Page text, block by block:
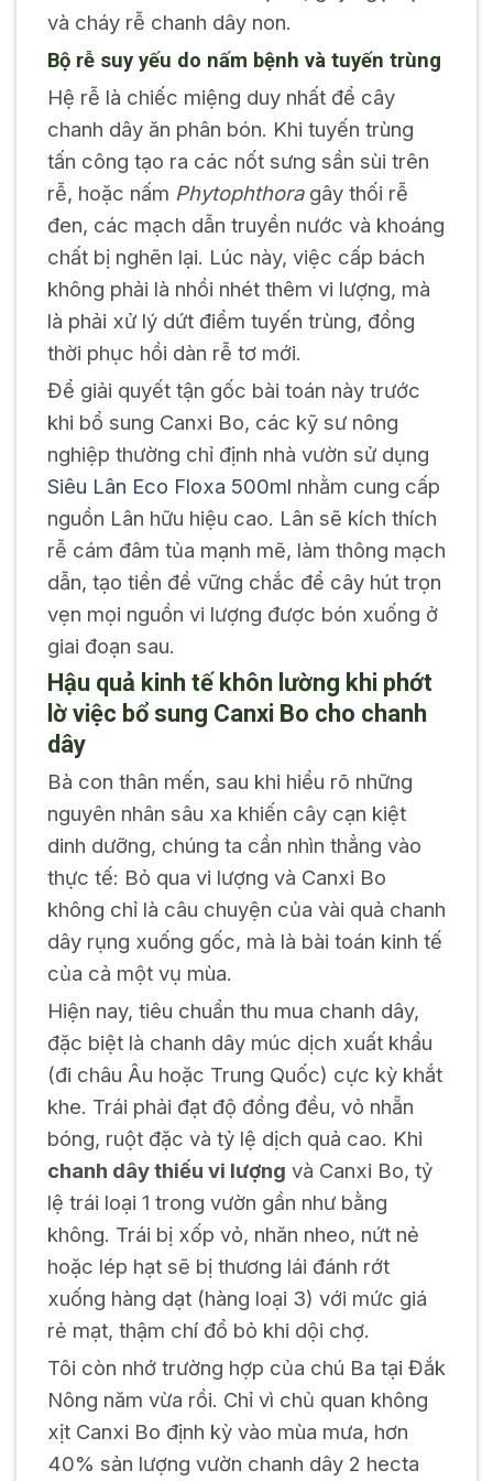
và cháy rễ chanh dây non.
Bộ rễ suy yếu do nấm bệnh và tuyến trùng
Hệ rễ là chiếc miệng duy nhất để cây
chanh dây ăn phân bón. Khi tuyến trùng
tấn công tạo ra các nốt sưng sần sùi trên
rễ, hoặc nấm Phytophthoragây thối rễ
đen, các mạch dẫn truyền nước và khoáng
chất bị nghẽn lại. Lúc này, việc cấp bách
không phải là nhồi nhét thêm vi lượng, mà
là phải xử lý dứt điểm tuyến trùng, đồng
thời phục hồi dàn rễ tơ mới.
Để giải quyết tận gốc bài toán này trước
khi bổ sung Canxi Bo, các kỹ sư nông
nghiệp thường chỉ định nhà vườn sử dụng
Siêu Lân Eco Floxa 500ml nhằm cung cấp
nguồn Lân hữu hiệu cao. Lân sẽ kích thích
rễ cám đâm tủa mạnh mẽ, làm thông mạch
dẫn, tạo tiền đề vững chắc để cây hút trọn
vẹn mọi nguồn vi lượng được bón xuống ở
giai đoạn sau.
Hậu quả kinh tế khôn lường khi phớt
lờ việc bổ sung Canxi Bo cho chanh
dây
Bà con thân mến, sau khi hiểu rõ những
nguyên nhân sâu xa khiến cây cạn kiệt
dinh dưỡng, chúng ta cần nhìn thẳng vào
thực tế: Bỏ qua vi lượng và Canxi Bo
không chỉ là câu chuyện của vài quả chanh
dây rụng xuống gốc, mà là bài toán kinh tế
của cả một vụ mùa.
Hiện nay, tiêu chuẩn thu mua chanh dây,
đặc biệt là chanh dây múc dịch xuất khẩu
(đi châu Âu hoặc Trung Quốc) cực kỳ khắt
khe. Trái phải đạt độ đồng đều, vỏ nhẵn
bóng, ruột đặc và tỷ lệ dịch quả cao. Khi
chanh dây thiếu vi lượng và Canxi Bo, tỷ
lệ trái loại 1 trong vườn gần như bằng
không. Trái bị xốp vỏ, nhăn nheo, nứt nẻ
hoặc lép hạt sẽ bị thương lái đánh rớt
xuống hàng dạt (hàng loại 3) với mức giá
rẻ mạt, thậm chí đổ bỏ khi dội chợ.
Tôi còn nhớ trường hợp của chú Ba tại Đắk
Nông năm vừa rồi. Chỉ vì chủ quan không
xịt Canxi Bo định kỳ vào mùa mưa, hơn
40% sản lượng vườn chanh dây 2 hecta